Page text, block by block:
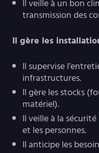
Il veille à un bon
transmission des
Il gère les
Il supervise
infrastructures.
Il gère les stocks
matériel).
Il veille à la
et les personnes.
Il anticipe les